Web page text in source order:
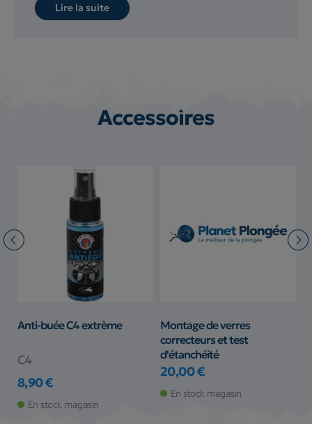
Lire la suite
Accessoires
Anti-buée C4 extrème
C4
Prix
8,90 €
En stock magasin
Montage de verres
correcteurs et test
d'étanchéité
Prix
20,00 €
En stock magasin